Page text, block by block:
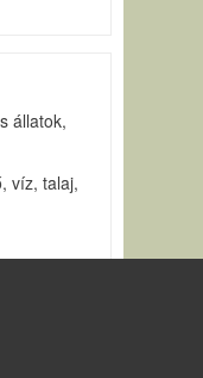
állatok,
víz, talaj,